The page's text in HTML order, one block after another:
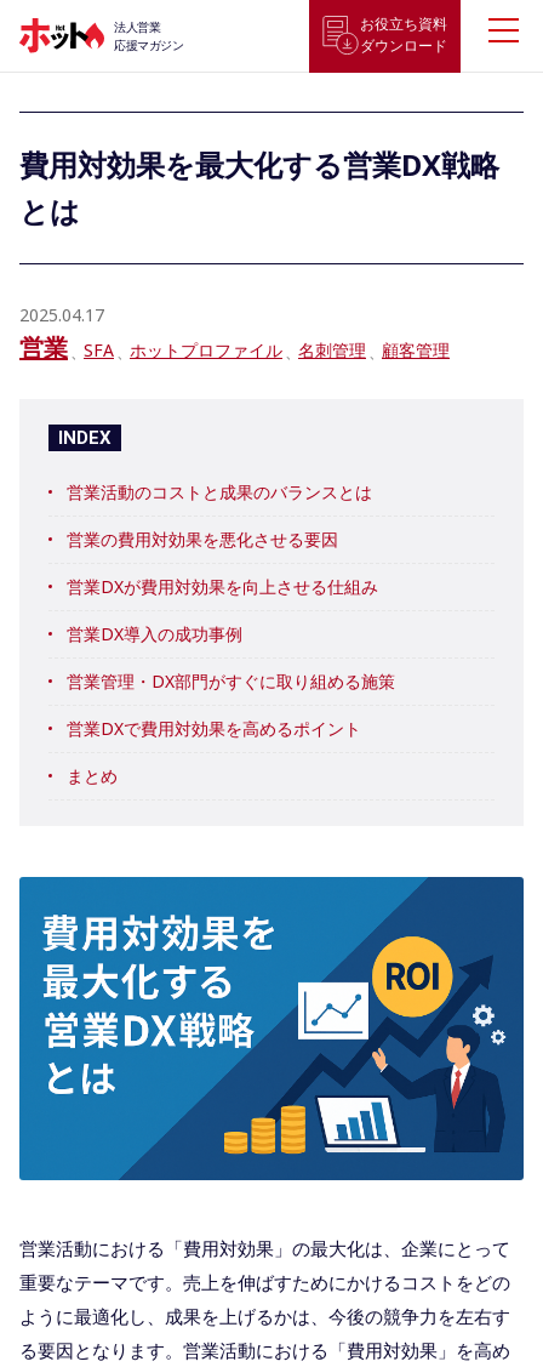
法人営業
応援マガジン
お役立ち資料
ダウンロード
費用対効果を最大化する営業DX戦略
とは
2025.04.17
営業 SFA ホットプロファイル 名刺管理 顧客管理
INDEX
営業活動のコストと成果のバランスとは
営業の費用対効果を悪化させる要因
営業DXが費用対効果を向上させる仕組み
営業DX導入の成功事例
営業管理・DX部門がすぐに取り組める施策
営業DXで費用対効果を高めるポイント
まとめ
営業活動における「費用対効果」の最大化は、企業にとって
重要なテーマです。売上を伸ばすためにかけるコストをどの
ように最適化し、成果を上げるかは、今後の競争力を左右す
る要因となります。営業活動における「費用対効果」を高め